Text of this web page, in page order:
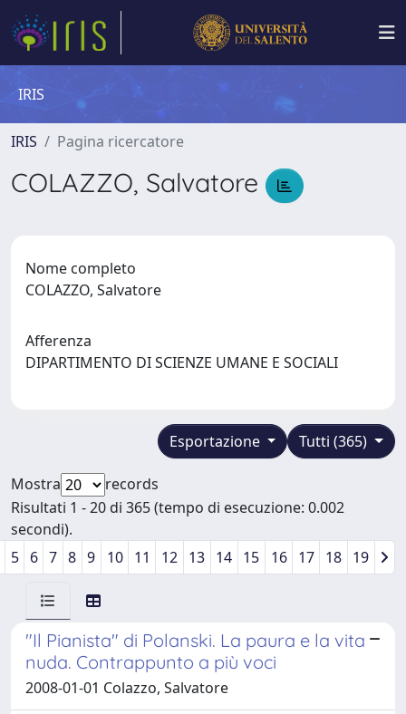
IRIS
IRIS Pagina ricercatore
COLAZZO, Salvatore
Nome completo
COLAZZO, Salvatore
Afferenza
DIPARTIMENTO DI SCIENZE UMANE E SOCIALI
Tutti (365)
Esportazione
Mostra
records
Risultati 1 - 20 di 365 (tempo di esecuzione: 0.002
secondi).
5
6 7 8 9 10 11 12 13 14 15 16 17 18 19
"Il Pianista" di Polanski. La paura e la vita
nuda. Contrappunto a più voci
2008-01-01 Colazzo, Salvatore